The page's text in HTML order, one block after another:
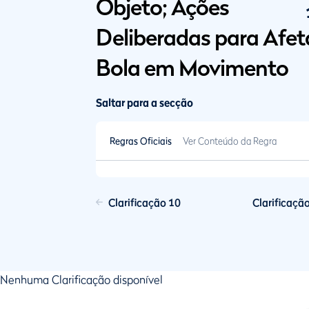
Objeto; Ações
Deliberadas para
Bola em Movimento
Saltar para a secção
Regras Oficiais Ver Conteúdo da Regra
Clarificação 10
Nenhuma Clarificação disponível